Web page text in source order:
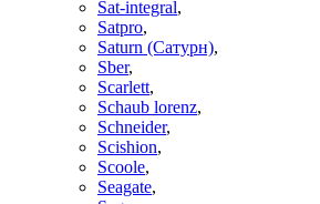
Sat-integral,
Satpro,
Saturn (Сатурн),
Sber,
Scarlett,
Schaub lorenz,
Schneider,
Scishion,
Scoole,
Seagate,